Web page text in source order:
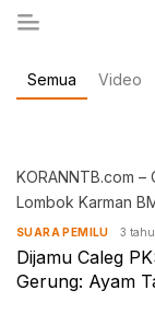
koranntb.com
Semua Video
KORANNTB.com –
Lombok Karman
SUARA PEMILU 3
Dijamu Caleg
Gerung: Ayam